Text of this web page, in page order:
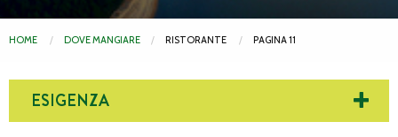
HOME DOVE MANGIARE RISTORANTE PAGINA 11
ESIGENZA